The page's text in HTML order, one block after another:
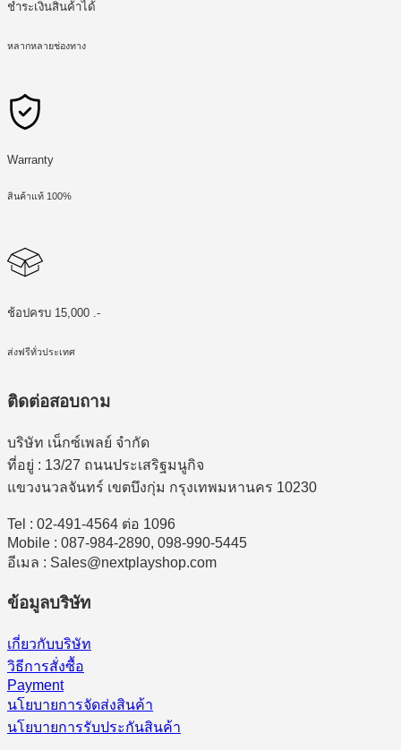
ชำระเงินสินค้าได้
หลากหลายช่องทาง
Warranty
สินค้าแท้ 100%
ช้อปครบ 15,000 .-
ส่งฟรีทั่วประเทศ
ติดต่อสอบถาม
บริษัท เน็กซ์เพลย์ จำกัด
ที่อยู่ : 13/27 ถนนประเสริฐมนูกิจ
แขวงนวลจันทร์ เขตบึงกุ่ม กรุงเทพมหานคร 10230
Tel : 02-491-4564 ต่อ 1096
Mobile : 087-984-2890, 098-990-5445
อีเมล : Sales@nextplayshop.com
ข้อมูลบริษัท
เกี่ยวกับบริษัท
วิธีการสั่งซื้อ
Payment
นโยบายการจัดส่งสินค้า
นโยบายการรับประกันสินค้า